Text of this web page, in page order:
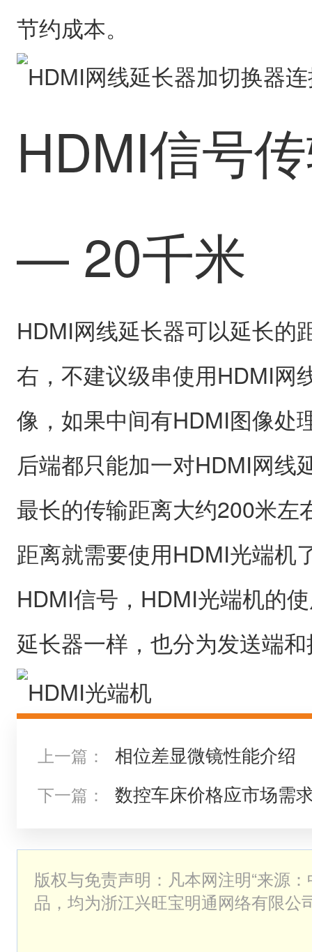
节约成本。
HDMI信号
— 20千米
HDMI网线延长器可以延长的
右，不建议级串使用HDMI网
像，如果中间有HDMI图像处
后端都只能加一对HDMI网线
最长的传输距离大约200米左
距离就需要使用HDMI光端机
HDMI信号，HDMI光端机的
延长器一样，也分为发送端
上一篇： 相位差显微镜性能介绍
下一篇： 数控车床价格应市场需
版权与免责声明：凡本网注明“来源
品，均为浙江兴旺宝明通网络有限公